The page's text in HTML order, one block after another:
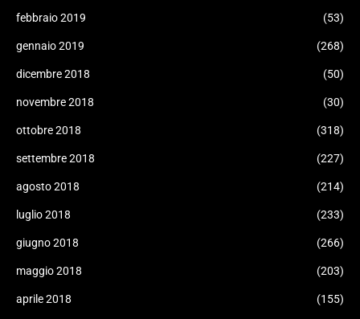
febbraio 2019 (53)
gennaio 2019 (268)
dicembre 2018 (50)
novembre 2018 (30)
ottobre 2018 (318)
settembre 2018 (227)
agosto 2018 (214)
luglio 2018 (233)
giugno 2018 (266)
maggio 2018 (203)
aprile 2018 (155)